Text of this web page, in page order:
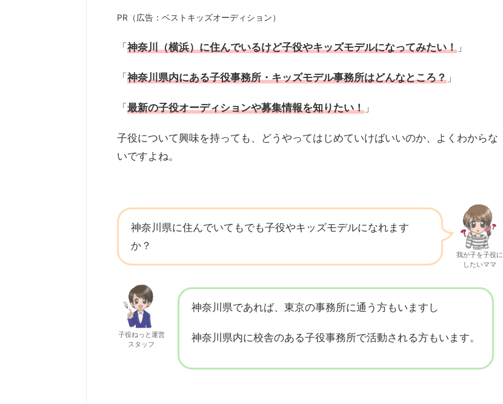
PR（広告：ベストキッズオーディション）
「 神奈川（横浜）に住んでいるけど子役やキッズモデルになってみたい！ 」
「 神奈川県内にある子役事務所・キッズモデル事務所はどんなところ？ 」
「 最新の子役オーディションや募集情報を知りたい！ 」
子役について興味を持っても、どうやってはじめていけばいいのか、よくわからな
いですよね。
神奈川県に住んでいてもでも子役やキッズモデルになれます
か？
我が子を子役に
したいママ
子役ねっと運営
スタッフ
神奈川県であれば、東京の事務所に通う方もいますし
神奈川県内に校舎のある子役事務所で活動される方もいます。